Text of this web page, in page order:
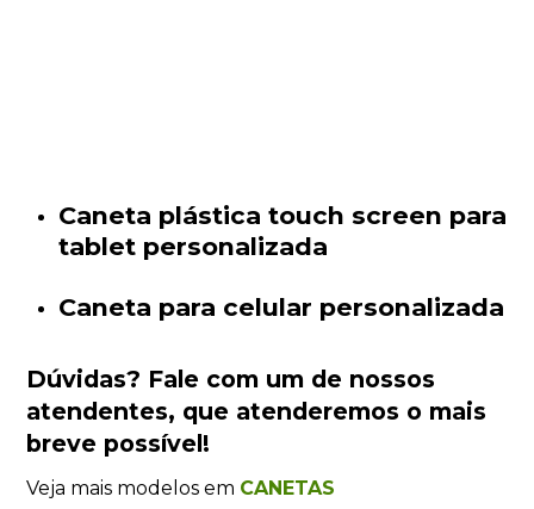
Caneta plástica touch screen para
tablet personalizada
Caneta para celular personalizada
Dúvidas? Fale com um de nossos
atendentes, que atenderemos o mais
breve possível!
Veja mais modelos em CANETAS